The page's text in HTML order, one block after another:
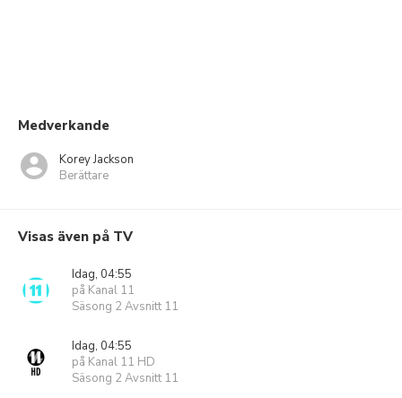
Medverkande
Korey Jackson
Berättare
Visas även på TV
Idag, 04:55
på Kanal 11
Säsong 2 Avsnitt 11
Idag, 04:55
på Kanal 11 HD
Säsong 2 Avsnitt 11